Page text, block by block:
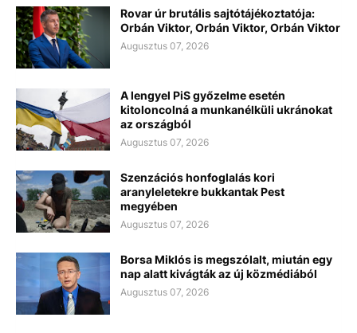
Rovar úr brutális sajtótájékoztatója:
Orbán Viktor, Orbán Viktor, Orbán Viktor
Augusztus 07, 2026
A lengyel PiS győzelme esetén
kitoloncolná a munkanélküli ukránokat
az országból
Augusztus 07, 2026
Szenzációs honfoglalás kori
aranyleletekre bukkantak Pest
megyében
Augusztus 07, 2026
Borsa Miklós is megszólalt, miután egy
nap alatt kivágták az új közmédiából
Augusztus 07, 2026